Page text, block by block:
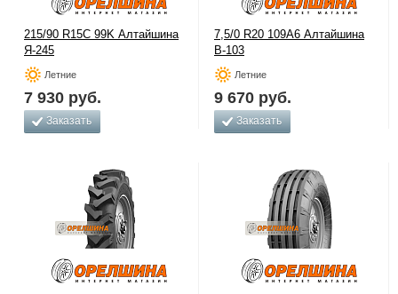
215/90 R15C 99K Алтайшина
Я-245
Летние
7 930 руб.
Заказать
7,5/0 R20 109A6 Алтайшина
В-103
Летние
9 670 руб.
Заказать